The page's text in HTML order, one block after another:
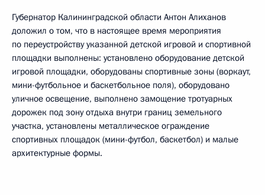
Губернатор Калининградской области Антон Алиханов
доложил о том, что в настоящее время мероприятия
по переустройству указанной детской игровой и спортивной
площадки выполнены: установлено оборудование детской
игровой площадки, оборудованы спортивные зоны (воркаут,
мини-футбольное и баскетбольное поля), оборудовано
уличное освещение, выполнено замощение тротуарных
дорожек под зону отдыха внутри границ земельного
участка, установлены металлическое ограждение
спортивных площадок (мини-футбол, баскетбол) и малые
архитектурные формы.